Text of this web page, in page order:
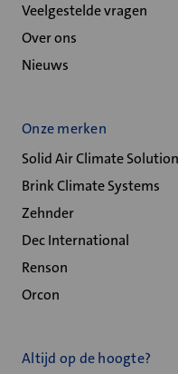
Veelgestelde vragen
Over ons
Nieuws
Onze merken
Solid Air Climate
Brink Climate Systems
Zehnder
Dec International
Renson
Orcon
Altijd op de hoogte?